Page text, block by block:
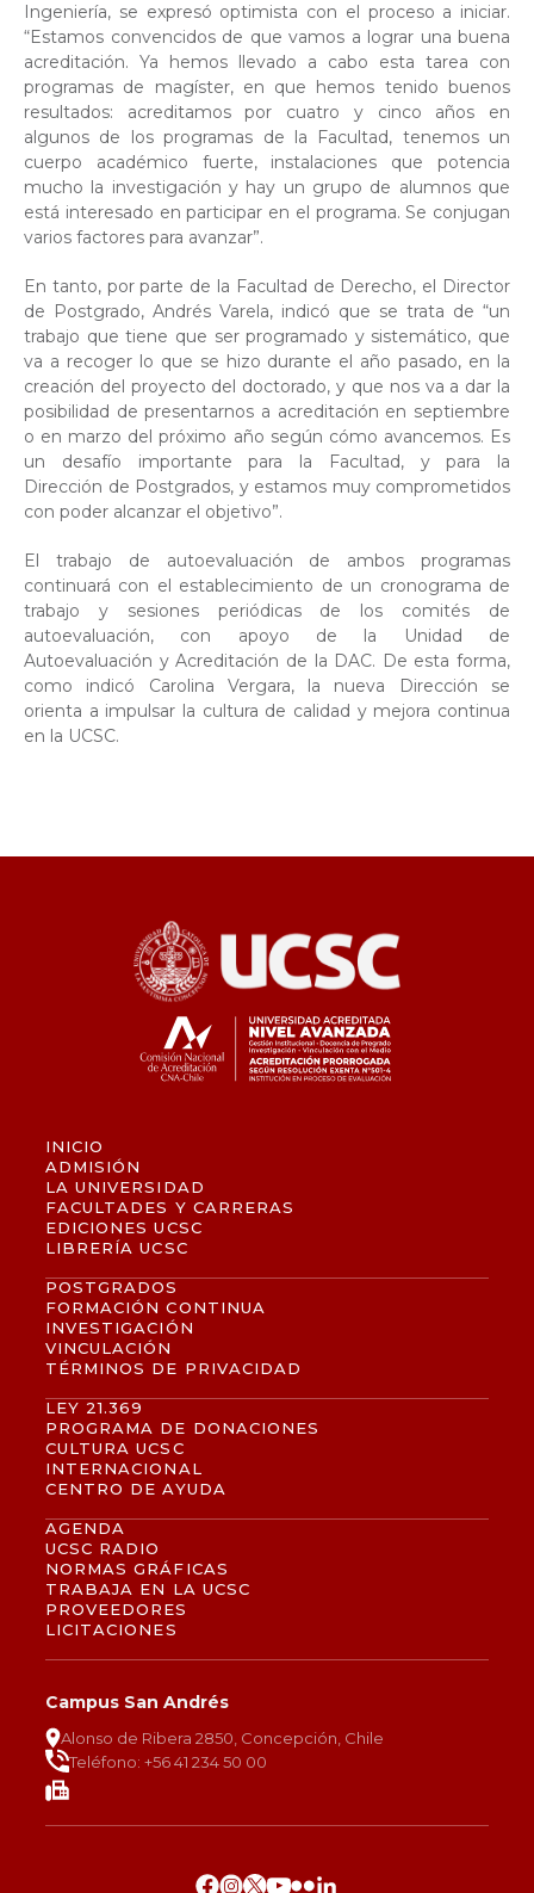
Ingeniería, se expresó optimista con el proceso a iniciar.
“Estamos convencidos de que vamos a lograr una buena
acreditación. Ya hemos llevado a cabo esta tarea con
programas de magíster, en que hemos tenido buenos
resultados: acreditamos por cuatro y cinco años en
algunos de los programas de la Facultad, tenemos un
cuerpo académico fuerte, instalaciones que potencia
mucho la investigación y hay un grupo de alumnos que
está interesado en participar en el programa. Se conjugan
varios factores para avanzar”.
En tanto, por parte de la Facultad de Derecho, el Director
de Postgrado, Andrés Varela, indicó que se trata de “un
trabajo que tiene que ser programado y sistemático, que
va a recoger lo que se hizo durante el año pasado, en la
creación del proyecto del doctorado, y que nos va a dar la
posibilidad de presentarnos a acreditación en septiembre
o en marzo del próximo año según cómo avancemos. Es
un desafío importante para la Facultad, y para la
Dirección de Postgrados, y estamos muy comprometidos
con poder alcanzar el objetivo”.
El trabajo de autoevaluación de ambos programas
continuará con el establecimiento de un cronograma de
trabajo y sesiones periódicas de los comités de
autoevaluación, con apoyo de la Unidad de
Autoevaluación y Acreditación de la DAC. De esta forma,
como indicó Carolina Vergara, la nueva Dirección se
orienta a impulsar la cultura de calidad y mejora continua
en la UCSC.
INICIO
ADMISIÓN
LA UNIVERSIDAD
FACULTADES Y CARRERAS
EDICIONES UCSC
LIBRERÍA UCSC
POSTGRADOS
FORMACIÓN CONTINUA
INVESTIGACIÓN
VINCULACIÓN
TÉRMINOS DE PRIVACIDAD
LEY 21.369
PROGRAMA DE DONACIONES
CULTURA UCSC
INTERNACIONAL
CENTRO DE AYUDA
AGENDA
UCSC RADIO
NORMAS GRÁFICAS
TRABAJA EN LA UCSC
PROVEEDORES
LICITACIONES
Campus San Andrés
Alonso de Ribera 2850, Concepción, Chile
Teléfono: +56 41 234 50 00